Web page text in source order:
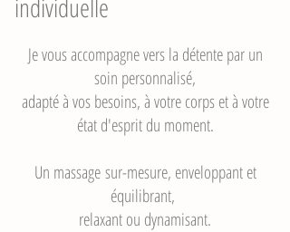
individuelle
Je vous accompagne vers la détente par un
soin personnalisé,
adapté à vos besoins, à votre corps et à votre
état d'esprit du moment.
Un massage sur-mesure, enveloppant et
équilibrant,
relaxant ou dynamisant.